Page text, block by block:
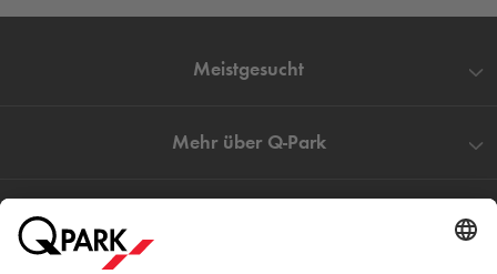
Meistgesucht
Mehr über Q-Park